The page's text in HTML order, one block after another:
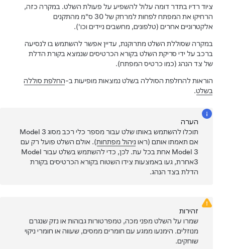
ציוד רדיו בתדר דומה עלול להשפיע על פעולת השלט. במקרה כזה,
הרחיקו את המפתח לפחות למרחק של
מהתקנים
אלקטרוניים אחרים (טלפונים, מחשבים ניידים וכו').
במקרה שסוללת השלט מתרוקנת, עדיין אפשר להשתמש בו לנסיעה
ברכב על ידי סריקת השלט בקורא הכרטיסים שנמצא בקורת הדלת
של צד הנהג (כמו כרטיס המפתח).
הוראות להחלפת הסוללה בשלט נמצאות מופיעות ב-החלפת סוללה
בשלט.
הערה
תוכלו להשתמש באותו שלט עבור מספר כלי רכב מסוגModel 3
אם תאמתו אותם (ראוניהול מפתחות). אולם השלט פועל רק עם
Model 3אחת בכל עת. לכן, כדי להשתמש בשלט עבורModel
אחרת, געו באמצעות צידו השטוח בקורא הכרטיסים בקורת
הדלת בצד הנהג.
זהירות
שמרו על השלט מפני מכה, טמפרטורות גבוהות או נזק שנגרם
מנוזלים. הימנעו ממגע עם חומרים ממסים, שעווה או חומרי ניקוי
שוחקים.